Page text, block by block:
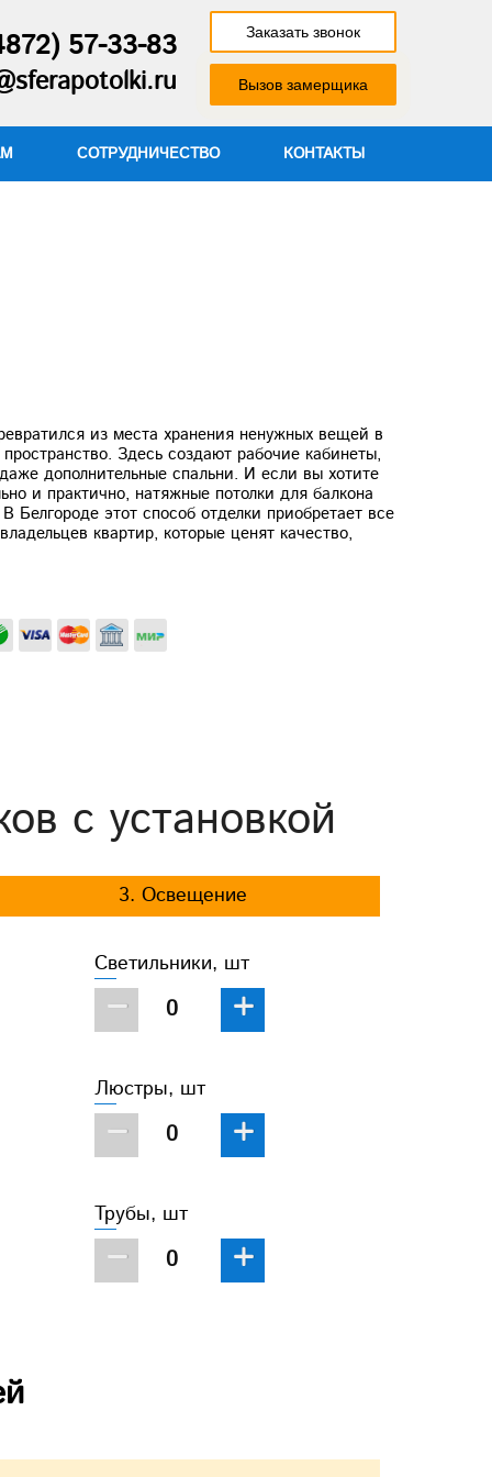
57-33-83 Заказать звонок
Вызов замерщика
СОТРУДНИЧЕСТВО КОНТАКТЫ
из места хранения ненужных вещей в
Здесь создают рабочие кабинеты,
дополнительные спальни. И если вы хотите
и практично, натяжные потолки для балкона
Белгороде этот способ отделки приобретает все
квартир, которые ценят качество,
с установкой
3. Освещение
Светильники, шт
− +
Люстры, шт
− +
Трубы, шт
− +